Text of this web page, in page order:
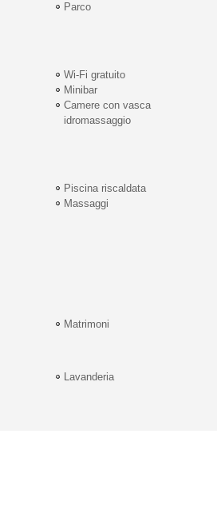
Parco
Wi-Fi gratuito
Minibar
Camere con vasca
idromassaggio
Piscina riscaldata
Massaggi
Matrimoni
Lavanderia